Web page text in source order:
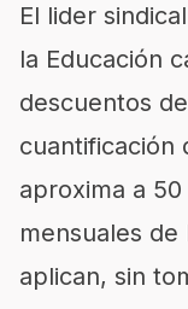
El lider
la Educación
descuentos
cuantificación
aproxima a
mensuales
aplican, sin